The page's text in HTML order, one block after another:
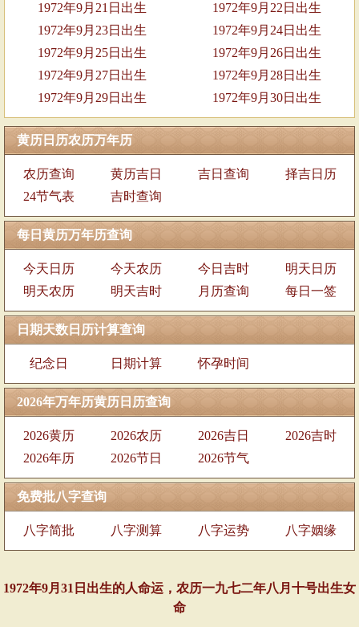
1972年9月21日出生
1972年9月22日出生
1972年9月23日出生
1972年9月24日出生
1972年9月25日出生
1972年9月26日出生
1972年9月27日出生
1972年9月28日出生
1972年9月29日出生
1972年9月30日出生
黄历日历农历万年历
农历查询 黄历吉日 吉日查询
择吉日历
24节气表
吉时查询
每日黄历万年历查询
今天日历 今天农历 今日吉时
明天日历
明天农历
明天吉时 月历查询 每日一签
日期天数日历计算查询
纪念日 日期计算 怀孕时间
2026年万年历黄历日历查询
2026黄历 2026农历 2026吉日
2026吉时
2026年历
2026节日 2026节气
免费批八字查询
八字简批 八字测算 八字运势 八字姻缘
1972年9月31日出生的人命运，农历一九七二年八月十号出生女
命